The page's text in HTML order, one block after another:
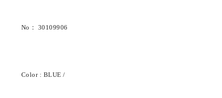
No： 30109906
Color : BLUE /